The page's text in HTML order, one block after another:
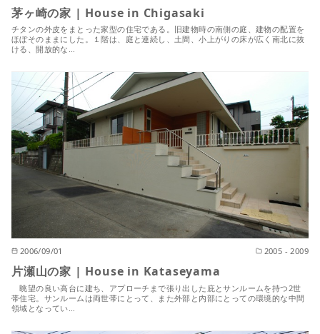
茅ヶ崎の家 | House in Chigasaki
チタンの外皮をまとった家型の住宅である。旧建物時の南側の庭、建物の配置を
ほぼそのままにした。１階は、庭と連続し、土間、小上がりの床が広く南北に抜
ける、開放的な…
2006/09/01 2005 - 2009
片瀬山の家 | House in Kataseyama
眺望の良い高台に建ち、アプローチまで張り出した庇とサンルームを持つ2世
帯住宅。サンルームは両世帯にとって、また外部と内部にとっての環境的な中間
領域となってい…